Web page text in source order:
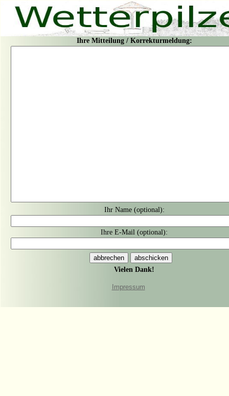
Ihre Mitteilung / Korrekturmeldung:
Ihr Name (optional):
Ihre E-Mail (optional):
Vielen Dank!
Impressum